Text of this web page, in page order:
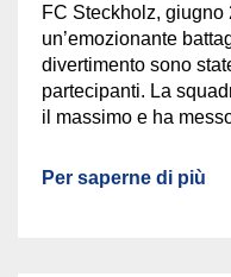
FC Steckholz, giugno
un’emozionante
divertimento sono
partecipanti. La
il massimo e ha
Per saperne di più